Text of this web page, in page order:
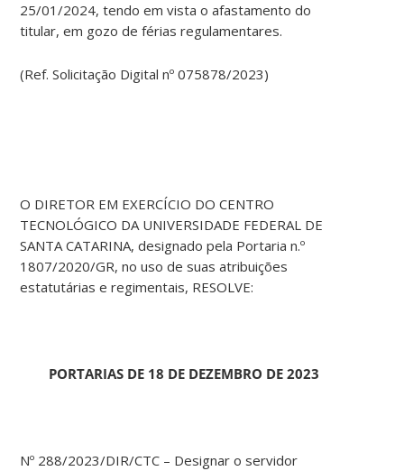
25/01/2024, tendo em vista o afastamento do
titular, em gozo de férias regulamentares.
(Ref. Solicitação Digital nº 075878/2023)
O DIRETOR EM EXERCÍCIO DO CENTRO
TECNOLÓGICO DA UNIVERSIDADE FEDERAL DE
SANTA CATARINA, designado pela Portaria n.º
1807/2020/GR, no uso de suas atribuições
estatutárias e regimentais, RESOLVE:
PORTARIAS DE 18 DE DEZEMBRO DE 2023
Nº 288/2023/DIR/CTC – Designar o servidor